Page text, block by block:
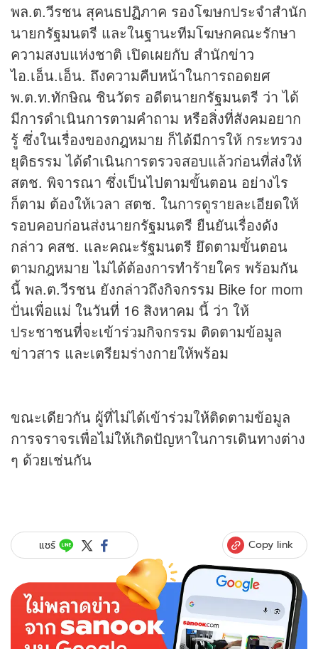
พล.ต.วีรชน สุคนธปฏิภาค รองโฆษกประจำสำนัก
นายกรัฐมนตรี และในฐานะทีมโฆษกคณะรักษา
ความสงบแห่งชาติ เปิดเผยกับ สำนักข่าว
ไอ.เอ็น.เอ็น. ถึงความคืบหน้าในการถอดยศ
พ.ต.ท.ทักษิณ ชินวัตร อดีตนายกรัฐมนตรี ว่า ได้
มีการดำเนินการตามคำถาม หรือสิ่งที่สังคมอยาก
รู้ ซึ่งในเรื่องของกฎหมาย ก็ได้มีการให้ กระทรวง
ยุติธรรม ได้ดำเนินการตรวจสอบแล้วก่อนที่ส่งให้
สตช. พิจารณา ซึ่งเป็นไปตามขั้นตอน อย่างไร
ก็ตาม ต้องให้เวลา สตช. ในการดูรายละเอียดให้
รอบคอบก่อนส่งนายกรัฐมนตรี ยืนยันเรื่องดัง
กล่าว คสช. และคณะรัฐมนตรี ยึดตามขั้นตอน
ตามกฎหมาย ไม่ได้ต้องการทำร้ายใคร พร้อมกัน
นี้ พล.ต.วีรชน ยังกล่าวถึงกิจกรรม Bike for mom
ปั่นเพื่อแม่ ในวันที่ 16 สิงหาคม นี้ ว่า ให้
ประชาชนที่จะเข้าร่วมกิจกรรม ติดตามข้อมูล
ข่าวสาร และเตรียมร่างกายให้พร้อม
ขณะเดียวกัน ผู้ที่ไม่ได้เข้าร่วมให้ติดตามข้อมูล
การจราจรเพื่อไม่ให้เกิดปัญหาในการเดินทางต่าง
ๆ ด้วยเช่นกัน
แชร์ Copy link